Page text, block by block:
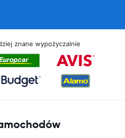
znane wypożyczalnie